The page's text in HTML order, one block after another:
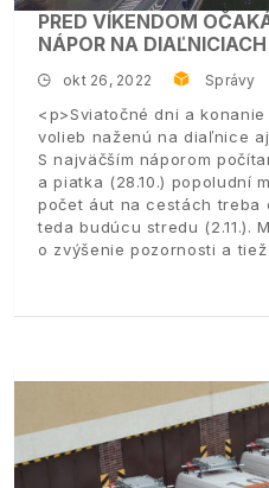
PRED VÍKENDOM
NÁPOR NA
okt 26, 2022 Správy
<p>Sviatočné dni a
volieb naženú na diaľnice
S najväčším náporom
a piatka (28.10.) popoludní
počet áut na cestách treba
teda budúcu stredu (2.11.).
o zvýšenie pozornosti a